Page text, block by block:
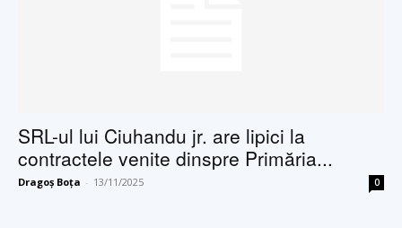
SRL-ul lui Ciuhandu jr. are lipici la
contractele venite dinspre Primăria...
Dragoș Boța - 13/11/2025 0